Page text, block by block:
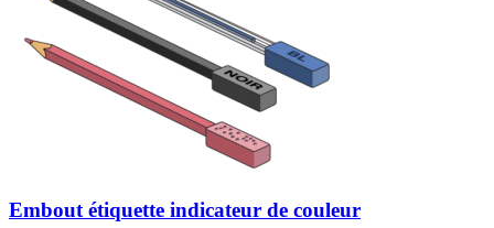
Embout étiquette indicateur de couleur